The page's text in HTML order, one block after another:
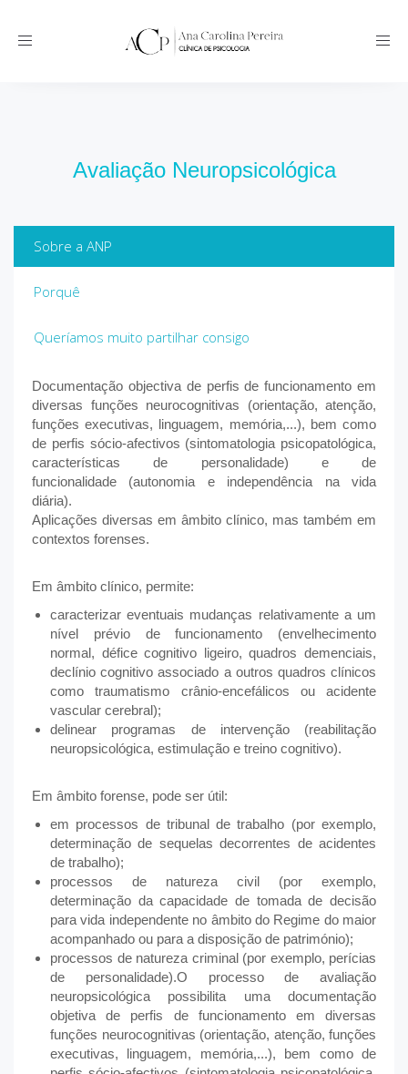
Toggle
Avaliação Neuropsicológica
Sobre a ANP
Porquê
Queríamos muito partilhar consigo
Documentação objectiva de perfis de funcionamento em
diversas funções neurocognitivas (orientação, atenção,
funções executivas, linguagem, memória,...), bem como
de perfis sócio-afectivos (sintomatologia psicopatológica,
características de personalidade) e de
funcionalidade (autonomia e independência na vida
diária).
Aplicações diversas em âmbito clínico, mas também em
contextos forenses.
Em âmbito clínico, permite:
caracterizar eventuais mudanças relativamente a um
nível prévio de funcionamento (envelhecimento
normal, défice cognitivo ligeiro, quadros demenciais,
declínio cognitivo associado a outros quadros clínicos
como traumatismo crânio-encefálicos ou acidente
vascular cerebral);
delinear programas de intervenção (reabilitação
neuropsicológica, estimulação e treino cognitivo).
Em âmbito forense, pode ser útil:
em processos de tribunal de trabalho (por exemplo,
determinação de sequelas decorrentes de acidentes
de trabalho);
processos de natureza civil (por exemplo,
determinação da capacidade de tomada de decisão
para vida independente no âmbito do Regime do maior
acompanhado ou para a disposição de património);
processos de natureza criminal (por exemplo, perícias
de personalidade).O processo de avaliação
neuropsicológica possibilita uma documentação
objetiva de perfis de funcionamento em diversas
funções neurocognitivas (orientação, atenção, funções
executivas, linguagem, memória,...), bem como de